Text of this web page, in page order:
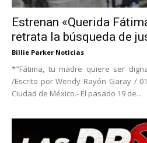
Estrenan «Querida
retrata la búsqueda de
Billie Parker Noticias
*"Fátima, tu madre quiere ser
/Escrito por Wendy Rayón Garay /
Ciudad de México.- El pasado 19 de...